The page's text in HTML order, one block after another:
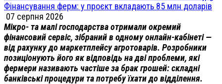
Фінансування ферм: у проєкт вкладають 85 млн доларів
07 серпня 2026
Мікро- та малі господарства отримали окремий
фінансовий сервіс, зібраний в одному онлайн-кабінеті —
від рахунку до маркетплейсу агротоварів. Розробники
позиціонують його як відповідь на дві проблеми, які
фермери називають частіше за брак грошей: складні
банківські процедури та потребу їхати до відділення.